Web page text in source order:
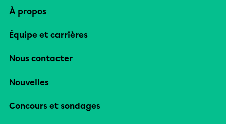
À propos
Équipe et carrières
Nous contacter
Nouvelles
Concours et sondages